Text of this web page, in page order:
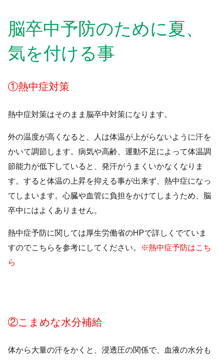
脳卒中予防のために夏、
気を付ける事
①熱中症対策
熱中症対策はそのまま脳卒中対策になります。
外の温度が高くなると、人は体温が上がらないように汗を
かいて調節します。病気や高齢、運動不足によって体温調
節能力が低下していると、発汗がうまくいかなくなりま
す。すると体温の上昇を抑える事が出来ず、熱中症になっ
てしまいます。心臓や血管に負担をかけてしまうため、脳
卒中にはよくありません。
熱中症予防に関しては厚生労働省のHPで詳しくでていま
すのでこちらを参考にしてください。
※熱中症予防はこち
ら
②こまめな水分補給
体から大量の汗をかくと、浸透圧の関係で、血液の水分も